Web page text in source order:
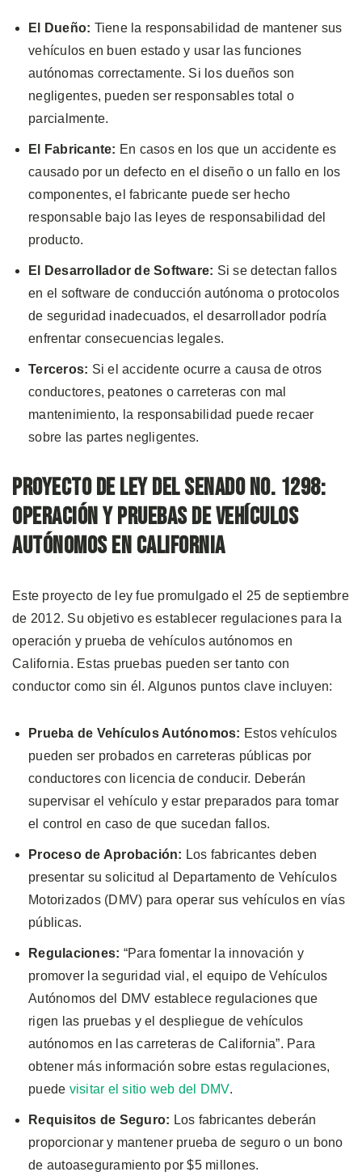
El Dueño: Tiene la responsabilidad de mantener sus
vehículos en buen estado y usar las funciones
autónomas correctamente. Si los dueños son
negligentes, pueden ser responsables total o
parcialmente.
El Fabricante: En casos en los que un accidente es
causado por un defecto en el diseño o un fallo en los
componentes, el fabricante puede ser hecho
responsable bajo las leyes de responsabilidad del
producto.
El Desarrollador de Software: Si se detectan fallos
en el software de conducción autónoma o protocolos
de seguridad inadecuados, el desarrollador podría
enfrentar consecuencias legales.
Terceros: Si el accidente ocurre a causa de otros
conductores, peatones o carreteras con mal
mantenimiento, la responsabilidad puede recaer
sobre las partes negligentes.
Proyecto de Ley del Senado No. 1298:
Operación y Pruebas de Vehículos
Autónomos en California
Este proyecto de ley fue promulgado el 25 de septiembre
de 2012. Su objetivo es establecer regulaciones para la
operación y prueba de vehículos autónomos en
California. Estas pruebas pueden ser tanto con
conductor como sin él. Algunos puntos clave incluyen:
Prueba de Vehículos Autónomos: Estos vehículos
pueden ser probados en carreteras públicas por
conductores con licencia de conducir. Deberán
supervisar el vehículo y estar preparados para tomar
el control en caso de que sucedan fallos.
Proceso de Aprobación: Los fabricantes deben
presentar su solicitud al Departamento de Vehículos
Motorizados (DMV) para operar sus vehículos en vías
públicas.
Regulaciones: “Para fomentar la innovación y
promover la seguridad vial, el equipo de Vehículos
Autónomos del DMV establece regulaciones que
rigen las pruebas y el despliegue de vehículos
autónomos en las carreteras de California”. Para
obtener más información sobre estas regulaciones,
puede visitar el sitio web del DMV.
Requisitos de Seguro: Los fabricantes deberán
proporcionar y mantener prueba de seguro o un bono
de autoaseguramiento por $5 millones.